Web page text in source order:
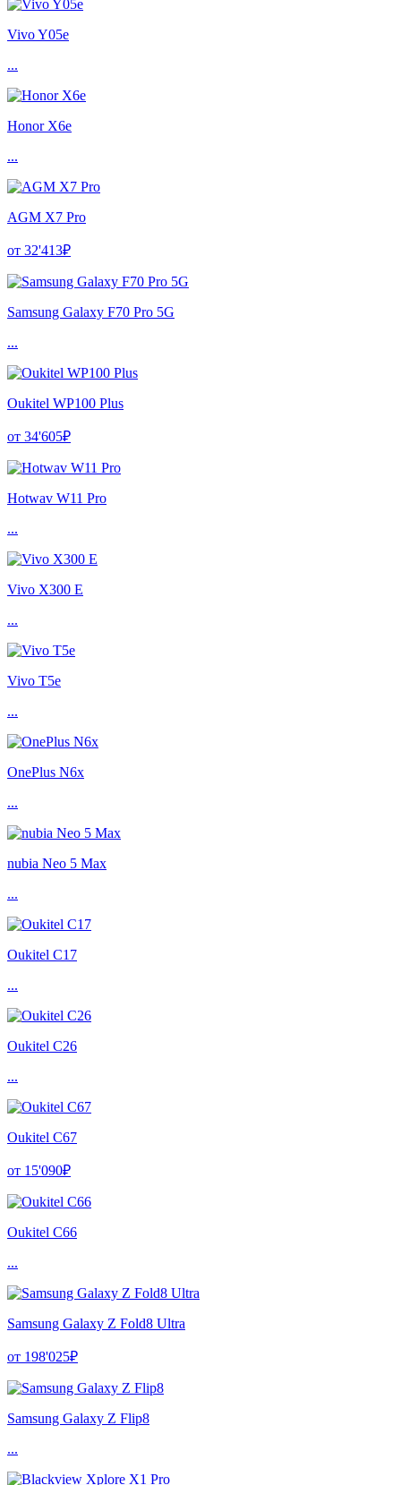
Vivo Y05e
...
Honor X6e
...
AGM X7 Pro
от 32'413₽
Samsung Galaxy F70 Pro 5G
...
Oukitel WP100 Plus
от 34'605₽
Hotwav W11 Pro
...
Vivo X300 E
...
Vivo T5e
...
OnePlus N6x
...
nubia Neo 5 Max
...
Oukitel C17
...
Oukitel C26
...
Oukitel C67
от 15'090₽
Oukitel C66
...
Samsung Galaxy Z Fold8 Ultra
от 198'025₽
Samsung Galaxy Z Flip8
...